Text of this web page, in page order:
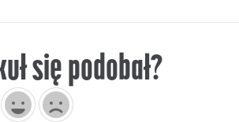
się podobał?